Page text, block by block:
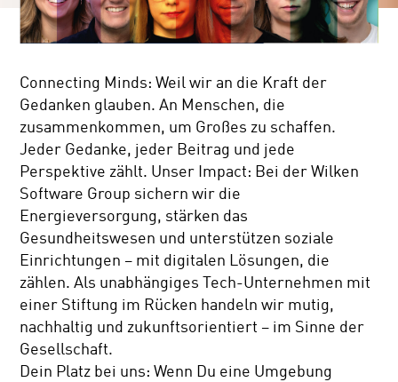
Connecting Minds: Weil wir an die Kraft der
Gedanken glauben. An Menschen, die
zusammenkommen, um Großes zu schaffen.
Jeder Gedanke, jeder Beitrag und jede
Perspektive zählt. Unser Impact: Bei der Wilken
Software Group sichern wir die
Energieversorgung, stärken das
Gesundheitswesen und unterstützen soziale
Einrichtungen – mit digitalen Lösungen, die
zählen. Als unabhängiges Tech-Unternehmen mit
einer Stiftung im Rücken handeln wir mutig,
nachhaltig und zukunftsorientiert – im Sinne der
Gesellschaft.
Dein Platz bei uns: Wenn Du eine Umgebung